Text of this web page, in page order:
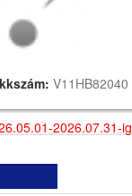
V11HB82040
2026.07.31-ig